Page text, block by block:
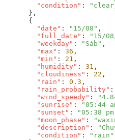
        "condition"
:
        "date"
: "15/08"
        "full_date"
: "15/
        "weekday"
: "Sáb"
        "max"
: 36
        "min"
: 21
        "humidity"
: 31
        "cloudiness"
: 22
        "rain"
: 0.3
        "rain_probability"
:
        "wind_speedy"
:
        "sunrise"
: "05:44
        "sunset"
: "05:38
        "moon_phase"
:
        "description"
:
        "condition"
: